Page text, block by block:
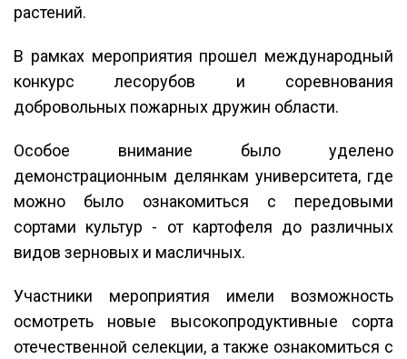
растений.
В рамках мероприятия прошел международный
конкурс лесорубов и соревнования
добровольных пожарных дружин области.
Особое внимание было уделено
демонстрационным делянкам университета, где
можно было ознакомиться с передовыми
сортами культур - от картофеля до различных
видов зерновых и масличных.
Участники мероприятия имели возможность
осмотреть новые высокопродуктивные сорта
отечественной селекции, а также ознакомиться с